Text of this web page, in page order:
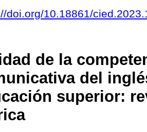
doi.org/10.18861/
de la
del
superior: